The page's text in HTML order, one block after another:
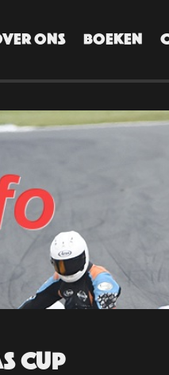
ONS BOEKEN
CUP